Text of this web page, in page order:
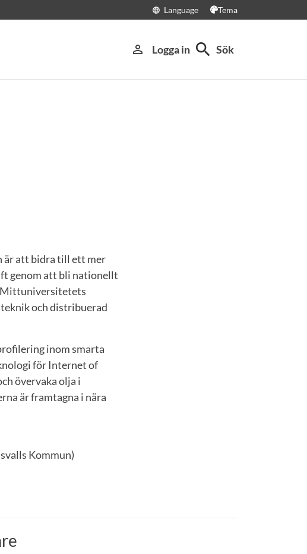
language Language Tema
person_outline Logga in search Sök
är att bidra till ett mer
genom att bli nationellt
Mittuniversitetets
och distribuerad
inom smarta
för Internet of
övervaka olja i
är framtagna i nära
Kommun)